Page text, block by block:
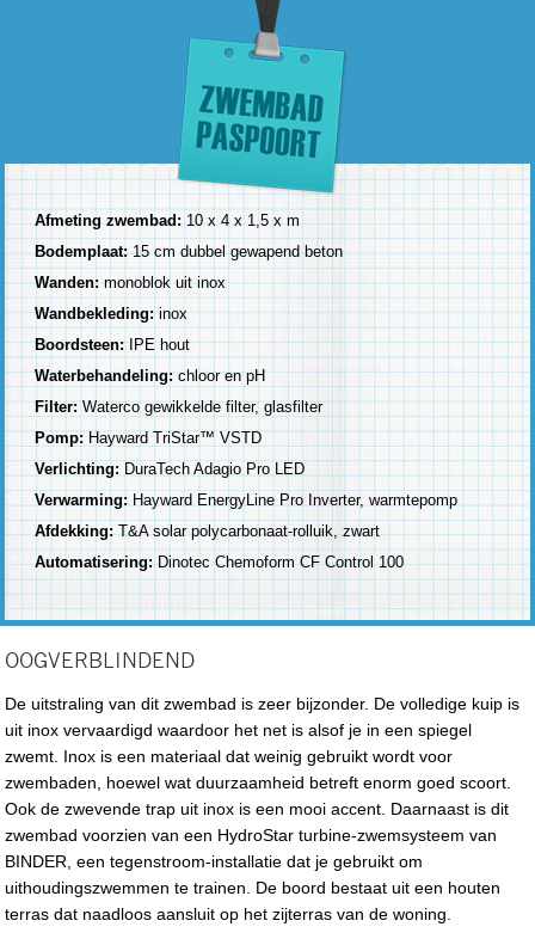
Afmeting zwembad:10 x 4 x 1,5 x m
Bodemplaat:15 cm dubbel gewapend beton
Wanden: monoblok uit inox
Wandbekleding: inox
Boordsteen:
IPE hout
Waterbehandeling:chloor en pH
Filter:Waterco gewikkelde filter, glasfilter
Pomp: Hayward TriStar™ VSTD
Verlichting: DuraTech Adagio Pro LED
Verwarming: Hayward EnergyLine Pro Inverter, warmtepomp
Afdekking:T&A solar polycarbonaat-rolluik, zwart
Automatisering:Dinotec Chemoform CF Control 100
OOGVERBLINDEND
De uitstraling van dit zwembad is zeer bijzonder. De volledige kuip is
uit inox vervaardigd waardoor het net is alsof je in een spiegel
zwemt. Inox is een materiaal dat weinig gebruikt wordt voor
zwembaden, hoewel wat duurzaamheid betreft enorm goed scoort.
Ook de zwevende trap uit inox is een mooi accent. Daarnaast is dit
zwembad voorzien van een HydroStar turbine-zwemsysteem van
BINDER, een tegenstroom-installatie dat je gebruikt om
uithoudingszwemmen te trainen. De boord bestaat uit een houten
terras dat naadloos aansluit op het zijterras van de woning.